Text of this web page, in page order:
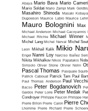
Abaya Mario Bava Mario
Mario Soldati Mario Zampi Mark
Masahiro Shinoda Masaki
Dugowson Maurice Labro Maurice
Mauro Bolognini Max
Michael Anderson Michael Cacoyannis
Michael Ritchie Michael Winner
Michel Lang Michel Nerval Michel
Leon Mikhaïl Kalik Mikio
Engel Nanni Loy Narciso Ibañez
Nikita Mikhalkov Nikos Papatakis
Simsolo Oliver Stone Olivier Nolin
Pascal Thomas Pasquale
Patrick Cabouat Patrick Tam Paul
Paul Thomas Anderson Paul
Bacso Peter Bogdanovich
Gardos Peter Lorre Peter Medak
Condroyer Philippe Faucon Philippe
Pierre Billon Pierre Caron Pierre
Lhomme Pierre Richard Pierre